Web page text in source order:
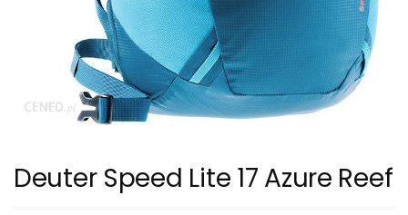
Deuter Speed Lite 17 Azure Reef